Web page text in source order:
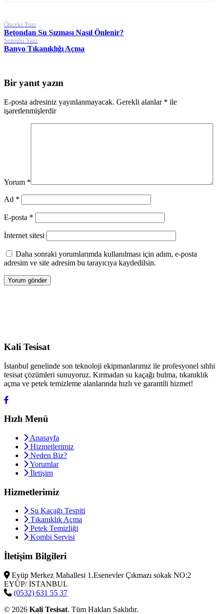
Yazı
gezinmesi
Önceki Yazı
Betondan Su Sızması Nasıl Önlenir?
Sonraki Yazı
Banyo Tıkanıklığı Açma
Bir yanıt yazın
E-posta adresiniz yayınlanmayacak. Gerekli alanlar * ile
işaretlenmişlerdir
Yorum *
Ad *
E-posta *
İnternet sitesi
Daha sonraki yorumlarımda kullanılması için adım, e-posta
adresim ve site adresim bu tarayıcıya kaydedilsin.
Kali Tesisat
İstanbul genelinde son teknoloji ekipmanlarımız ile profesyonel sıhhi
tesisat çözümleri sunuyoruz. Kırmadan su kaçağı bulma, tıkanıklık
açma ve petek temizleme alanlarında hızlı ve garantili hizmet!
Hızlı Menü
Anasayfa
Hizmetlerimiz
Neden Biz?
Yorumlar
İletişim
Hizmetlerimiz
Su Kaçağı Tespiti
Tıkanıklık Açma
Petek Temizliği
Kombi Servisi
İletişim Bilgileri
Eyüp Merkez Mahallesi 1.Esenevler Çıkmazı sokak NO:2
EYÜP/ İSTANBUL
(0532) 631 55 37
© 2026 Kali Tesisat. Tüm Hakları Saklıdır.